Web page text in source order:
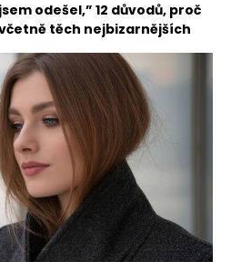
odešel,” 12 důvodů, proč
těch nejbizarnějších